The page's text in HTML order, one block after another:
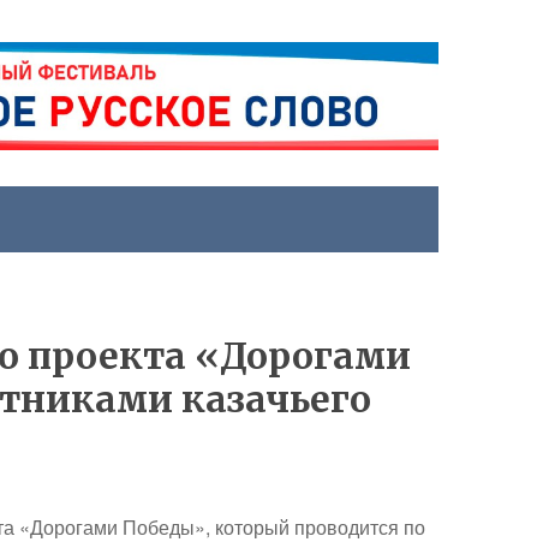
проекта «Дорогами
казачьего
«Дорогами Победы», который проводится по